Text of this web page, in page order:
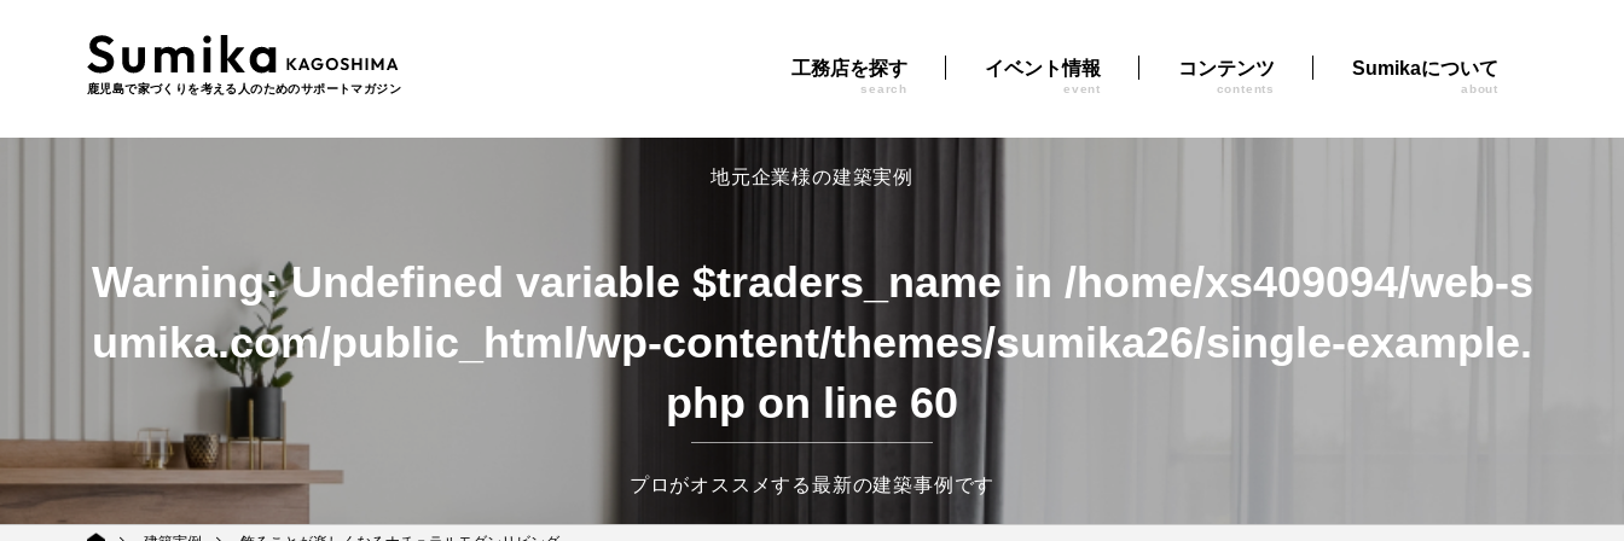
鹿児島で家づくりを考える人のためのサポートマガジン
工務店を探す
search
イベント情報
event
コンテンツ
contents
Sumikaについて
about
地元企業様の建築実例
Warning: Undefined variable $traders_name in /home/xs409094/web-s
umika.com/public_html/wp-content/themes/sumika26/single-example.
php on line 60
プロがオススメする最新の建築事例です